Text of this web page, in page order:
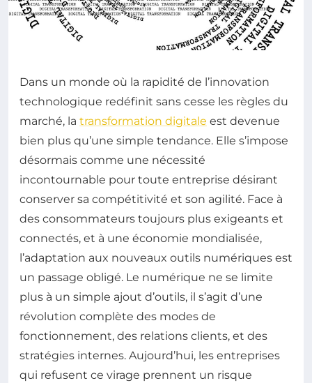
Dans un monde où la rapidité de l’innovation
technologique redéfinit sans cesse les règles du
marché, la transformation digitale est devenue
bien plus qu’une simple tendance. Elle s’impose
désormais comme une nécessité
incontournable pour toute entreprise désirant
conserver sa compétitivité et son agilité. Face à
des consommateurs toujours plus exigeants et
connectés, et à une économie mondialisée,
l’adaptation aux nouveaux outils numériques est
un passage obligé. Le numérique ne se limite
plus à un simple ajout d’outils, il s’agit d’une
révolution complète des modes de
fonctionnement, des relations clients, et des
stratégies internes. Aujourd’hui, les entreprises
qui refusent ce virage prennent un risque